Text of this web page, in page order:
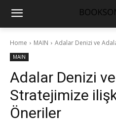
Home MAIN Adalar Denizi ve
MAIN
Adalar Denizi
Stratejimize
Öneriler